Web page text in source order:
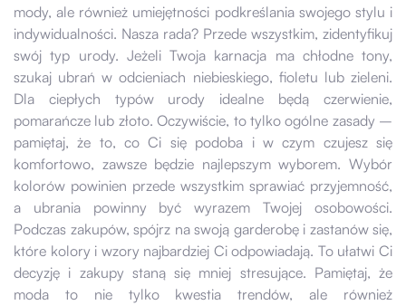
mody, ale również umiejętności podkreślania swojego stylu i
indywidualności. Nasza rada? Przede wszystkim, zidentyfikuj
swój typ urody. Jeżeli Twoja karnacja ma chłodne tony,
szukaj ubrań w odcieniach niebieskiego, fioletu lub zieleni.
Dla ciepłych typów urody idealne będą czerwienie,
pomarańcze lub złoto. Oczywiście, to tylko ogólne zasady –
pamiętaj, że to, co Ci się podoba i w czym czujesz się
komfortowo, zawsze będzie najlepszym wyborem. Wybór
kolorów powinien przede wszystkim sprawiać przyjemność,
a ubrania powinny być wyrazem Twojej osobowości.
Podczas zakupów, spójrz na swoją garderobę i zastanów się,
które kolory i wzory najbardziej Ci odpowiadają. To ułatwi Ci
decyzję i zakupy staną się mniej stresujące. Pamiętaj, że
moda to nie tylko kwestia trendów, ale również